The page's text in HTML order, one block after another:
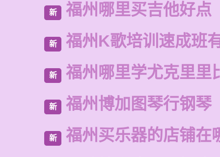
新 福州哪里买吉他好点
新 福州K歌培训速成班
新 福州哪里学尤克里里
新 福州博加图琴行钢琴
新 福州买乐器的店铺在